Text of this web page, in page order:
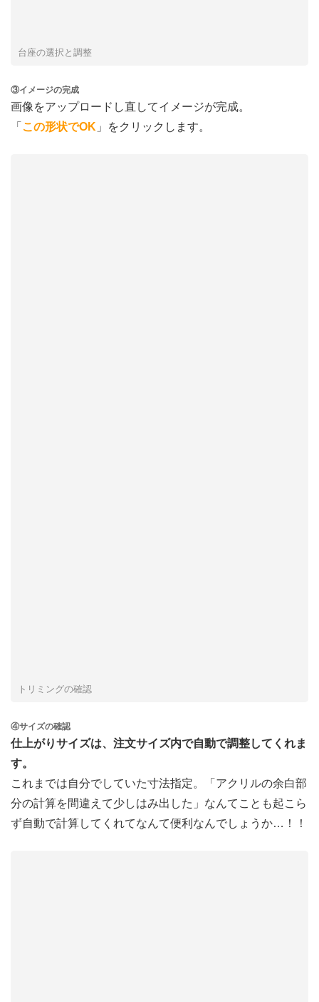
台座の選択と調整
③イメージの完成
画像をアップロードし直してイメージが完成。
「 この形状でOK 」をクリックします。
トリミングの確認
④サイズの確認
仕上がりサイズは、注文サイズ内で自動で調整してくれま
す。
これまでは自分でしていた寸法指定。「アクリルの余白部
分の計算を間違えて少しはみ出した」なんてことも起こら
ず自動で計算してくれてなんて便利なんでしょうか…！！